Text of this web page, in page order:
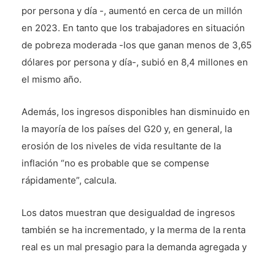
por persona y día -, aumentó en cerca de un millón
en 2023. En tanto que los trabajadores en situación
de pobreza moderada -los que ganan menos de 3,65
dólares por persona y día-, subió en 8,4 millones en
el mismo año.
Además, los ingresos disponibles han disminuido en
la mayoría de los países del G20 y, en general, la
erosión de los niveles de vida resultante de la
inflación “no es probable que se compense
rápidamente”, calcula.
Los datos muestran que desigualdad de ingresos
también se ha incrementado, y la merma de la renta
real es un mal presagio para la demanda agregada y